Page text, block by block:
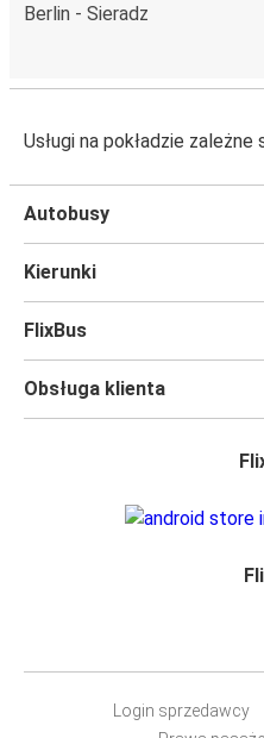
Berlin - Sieradz
Usługi na pokładzie
Autobusy
Kierunki
FlixBus
Obsługa klienta
Login sprzedawcy